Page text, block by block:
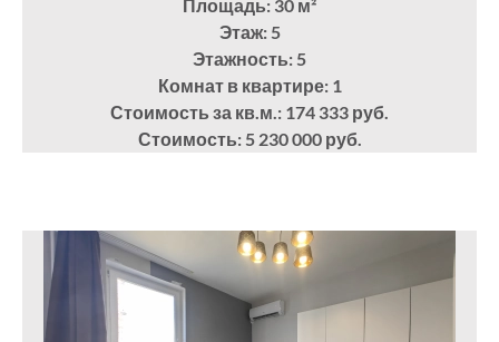
Площадь: 30 м²
Этаж: 5
Этажность: 5
Комнат в квартире: 1
Стоимость за кв.м.: 174 333 руб.
Стоимость: 5 230 000 руб.